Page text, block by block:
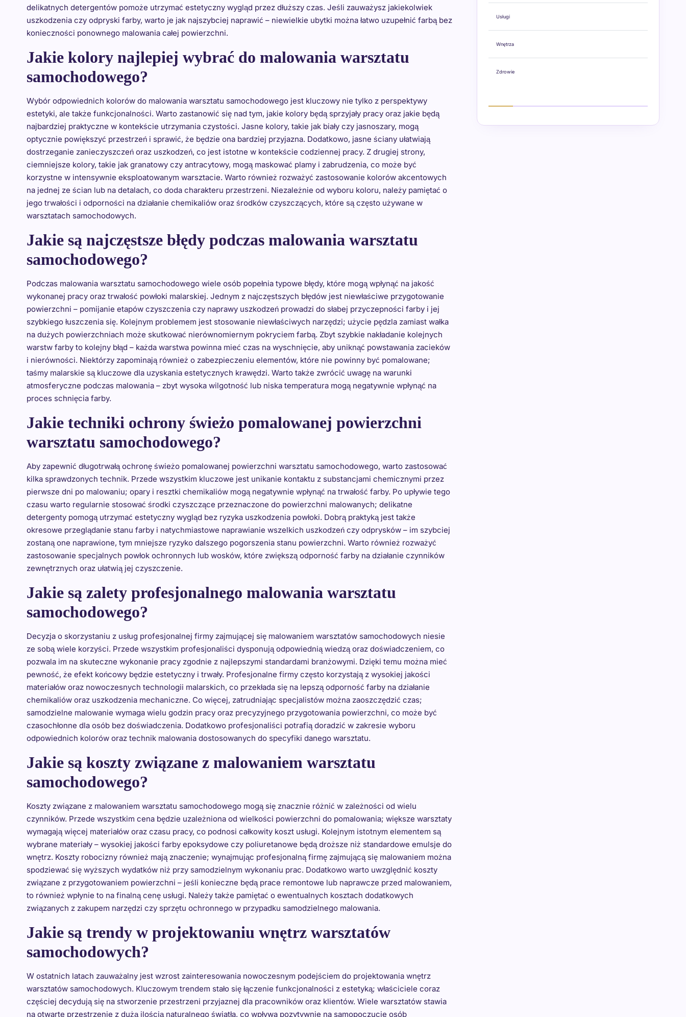
delikatnych detergentów pomoże utrzymać estetyczny wygląd przez dłuższy czas. Jeśli zauważysz jakiekolwiek
uszkodzenia czy odpryski farby, warto je jak najszybciej naprawić – niewielkie ubytki można łatwo uzupełnić farbą bez
konieczności ponownego malowania całej powierzchni.
Jakie kolory najlepiej wybrać do malowania warsztatu
samochodowego?
Wybór odpowiednich kolorów do malowania warsztatu samochodowego jest kluczowy nie tylko z perspektywy
estetyki, ale także funkcjonalności. Warto zastanowić się nad tym, jakie kolory będą sprzyjały pracy oraz jakie będą
najbardziej praktyczne w kontekście utrzymania czystości. Jasne kolory, takie jak biały czy jasnoszary, mogą
optycznie powiększyć przestrzeń i sprawić, że będzie ona bardziej przyjazna. Dodatkowo, jasne ściany ułatwiają
dostrzeganie zanieczyszczeń oraz uszkodzeń, co jest istotne w kontekście codziennej pracy. Z drugiej strony,
ciemniejsze kolory, takie jak granatowy czy antracytowy, mogą maskować plamy i zabrudzenia, co może być
korzystne w intensywnie eksploatowanym warsztacie. Warto również rozważyć zastosowanie kolorów akcentowych
na jednej ze ścian lub na detalach, co doda charakteru przestrzeni. Niezależnie od wyboru koloru, należy pamiętać o
jego trwałości i odporności na działanie chemikaliów oraz środków czyszczących, które są często używane w
warsztatach samochodowych.
Jakie są najczęstsze błędy podczas malowania warsztatu
samochodowego?
Podczas malowania warsztatu samochodowego wiele osób popełnia typowe błędy, które mogą wpłynąć na jakość
wykonanej pracy oraz trwałość powłoki malarskiej. Jednym z najczęstszych błędów jest niewłaściwe przygotowanie
powierzchni – pomijanie etapów czyszczenia czy naprawy uszkodzeń prowadzi do słabej przyczepności farby i jej
szybkiego łuszczenia się. Kolejnym problemem jest stosowanie niewłaściwych narzędzi; użycie pędzla zamiast wałka
na dużych powierzchniach może skutkować nierównomiernym pokryciem farbą. Zbyt szybkie nakładanie kolejnych
warstw farby to kolejny błąd – każda warstwa powinna mieć czas na wyschnięcie, aby uniknąć powstawania zacieków
i nierówności. Niektórzy zapominają również o zabezpieczeniu elementów, które nie powinny być pomalowane;
taśmy malarskie są kluczowe dla uzyskania estetycznych krawędzi. Warto także zwrócić uwagę na warunki
atmosferyczne podczas malowania – zbyt wysoka wilgotność lub niska temperatura mogą negatywnie wpłynąć na
proces schnięcia farby.
Jakie techniki ochrony świeżo pomalowanej powierzchni
warsztatu samochodowego?
Aby zapewnić długotrwałą ochronę świeżo pomalowanej powierzchni warsztatu samochodowego, warto zastosować
kilka sprawdzonych technik. Przede wszystkim kluczowe jest unikanie kontaktu z substancjami chemicznymi przez
pierwsze dni po malowaniu; opary i resztki chemikaliów mogą negatywnie wpłynąć na trwałość farby. Po upływie tego
czasu warto regularnie stosować środki czyszczące przeznaczone do powierzchni malowanych; delikatne
detergenty pomogą utrzymać estetyczny wygląd bez ryzyka uszkodzenia powłoki. Dobrą praktyką jest także
okresowe przeglądanie stanu farby i natychmiastowe naprawianie wszelkich uszkodzeń czy odprysków – im szybciej
zostaną one naprawione, tym mniejsze ryzyko dalszego pogorszenia stanu powierzchni. Warto również rozważyć
zastosowanie specjalnych powłok ochronnych lub wosków, które zwiększą odporność farby na działanie czynników
zewnętrznych oraz ułatwią jej czyszczenie.
Jakie są zalety profesjonalnego malowania warsztatu
samochodowego?
Decyzja o skorzystaniu z usług profesjonalnej firmy zajmującej się malowaniem warsztatów samochodowych niesie
ze sobą wiele korzyści. Przede wszystkim profesjonaliści dysponują odpowiednią wiedzą oraz doświadczeniem, co
pozwala im na skuteczne wykonanie pracy zgodnie z najlepszymi standardami branżowymi. Dzięki temu można mieć
pewność, że efekt końcowy będzie estetyczny i trwały. Profesjonalne firmy często korzystają z wysokiej jakości
materiałów oraz nowoczesnych technologii malarskich, co przekłada się na lepszą odporność farby na działanie
chemikaliów oraz uszkodzenia mechaniczne. Co więcej, zatrudniając specjalistów można zaoszczędzić czas;
samodzielne malowanie wymaga wielu godzin pracy oraz precyzyjnego przygotowania powierzchni, co może być
czasochłonne dla osób bez doświadczenia. Dodatkowo profesjonaliści potrafią doradzić w zakresie wyboru
odpowiednich kolorów oraz technik malowania dostosowanych do specyfiki danego warsztatu.
Jakie są koszty związane z malowaniem warsztatu
samochodowego?
Koszty związane z malowaniem warsztatu samochodowego mogą się znacznie różnić w zależności od wielu
czynników. Przede wszystkim cena będzie uzależniona od wielkości powierzchni do pomalowania; większe warsztaty
wymagają więcej materiałów oraz czasu pracy, co podnosi całkowity koszt usługi. Kolejnym istotnym elementem są
wybrane materiały – wysokiej jakości farby epoksydowe czy poliuretanowe będą droższe niż standardowe emulsje do
wnętrz. Koszty robocizny również mają znaczenie; wynajmując profesjonalną firmę zajmującą się malowaniem można
spodziewać się wyższych wydatków niż przy samodzielnym wykonaniu prac. Dodatkowo warto uwzględnić koszty
związane z przygotowaniem powierzchni – jeśli konieczne będą prace remontowe lub naprawcze przed malowaniem,
to również wpłynie to na finalną cenę usługi. Należy także pamiętać o ewentualnych kosztach dodatkowych
związanych z zakupem narzędzi czy sprzętu ochronnego w przypadku samodzielnego malowania.
Jakie są trendy w projektowaniu wnętrz warsztatów
samochodowych?
W ostatnich latach zauważalny jest wzrost zainteresowania nowoczesnym podejściem do projektowania wnętrz
warsztatów samochodowych. Kluczowym trendem stało się łączenie funkcjonalności z estetyką; właściciele coraz
częściej decydują się na stworzenie przestrzeni przyjaznej dla pracowników oraz klientów. Wiele warsztatów stawia
na otwarte przestrzenie z dużą ilością naturalnego światła, co wpływa pozytywnie na samopoczucie osób
Usługi
Wnętrza
Zdrowie